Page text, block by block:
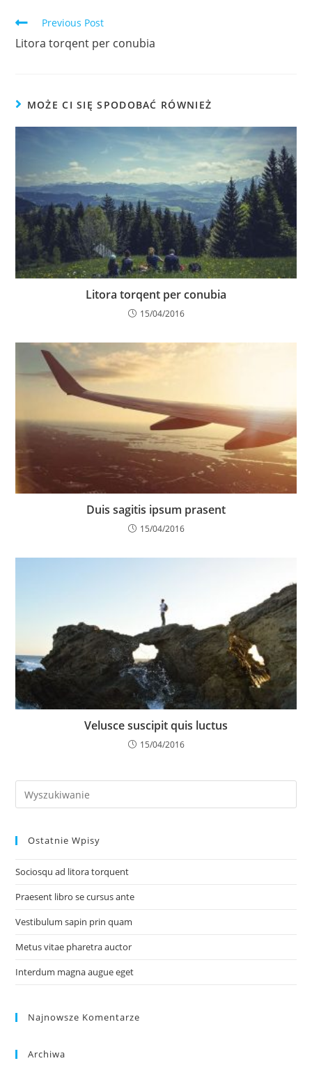
Read
articles
Previous Post
Litora torqent per conubia
MOŻE CI SIĘ SPODOBAĆ RÓWNIEŻ
Litora torqent per conubia
15/04/2016
Duis sagitis ipsum prasent
15/04/2016
Velusce suscipit quis luctus
15/04/2016
Ostatnie Wpisy
Sociosqu ad litora torquent
Praesent libro se cursus ante
Vestibulum sapin prin quam
Metus vitae pharetra auctor
Interdum magna augue eget
Najnowsze Komentarze
Archiwa